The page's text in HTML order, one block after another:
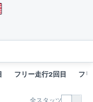
フリー走行2回目 フ
全スタッツ